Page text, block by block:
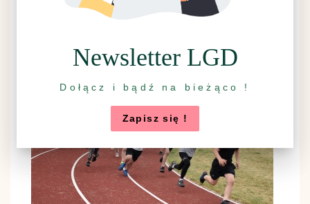
Newsletter LGD
Dołącz i bądź na bieżąco !
Zapisz się !